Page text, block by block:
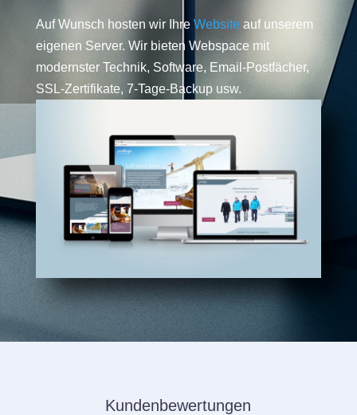
Auf Wunsch hosten wir Ihre Website auf unserem
eigenen Server. Wir bieten Webspace mit
modernster Technik, Software, Email-Postfächer,
SSL-Zertifikate, 7-Tage-Backup usw.
Kundenbewertungen